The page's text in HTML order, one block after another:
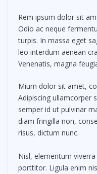
Rem ipsum dolor sit
Odio ac neque
turpis. In massa eget
leo interdum aenean
Venenatis, magna
Mium dolor sit amet,
Adipiscing ullamcorper
semper id ut pulvinar
diam fringilla non,
risus, dictum nunc.
Nisl, elementum
porttitor. Ligula enim